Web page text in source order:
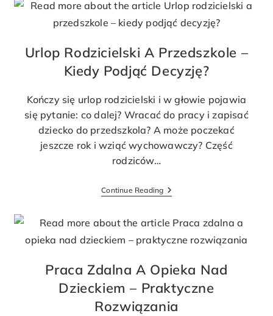
Urlop Rodzicielski A Przedszkole –
Kiedy Podjąć Decyzję?
Kończy się urlop rodzicielski i w głowie pojawia
się pytanie: co dalej? Wracać do pracy i zapisać
dziecko do przedszkola? A może poczekać
jeszcze rok i wziąć wychowawczy? Część
rodziców…
Continue Reading
Praca Zdalna A Opieka Nad
Dzieckiem – Praktyczne
Rozwiązania